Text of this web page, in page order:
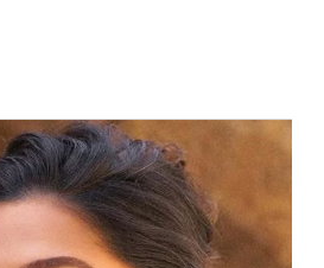
कि कैसे मां अपने करियर